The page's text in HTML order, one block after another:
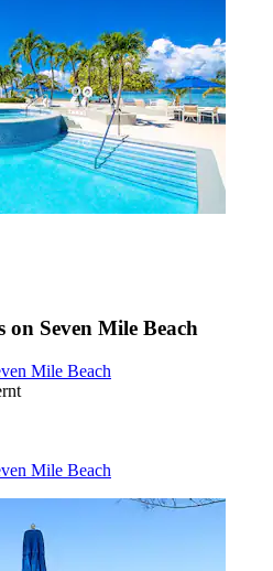
Seven Mile Beach
Mile Beach
Mile Beach